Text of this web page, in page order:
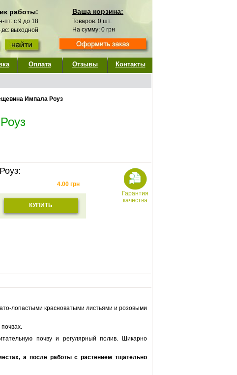
работы:
пт: с 9 до 18
выходной
Ваша корзина:
Товаров: 0 шт.
На сумму: 0 грн
Оплата Отзывы Контакты
Импала Роуз
4.00 грн
КУПИТЬ
Гарантия
качества
лопастыми красноватыми листьями и розовыми
почвах.
почву и регулярный полив. Шикарно
а после работы с растением тщательно